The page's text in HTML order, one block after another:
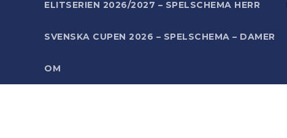
ELITSERIEN 2026/2027 – SPELSCHEMA HERR
SVENSKA CUPEN 2026 – SPELSCHEMA – DAMER
OM